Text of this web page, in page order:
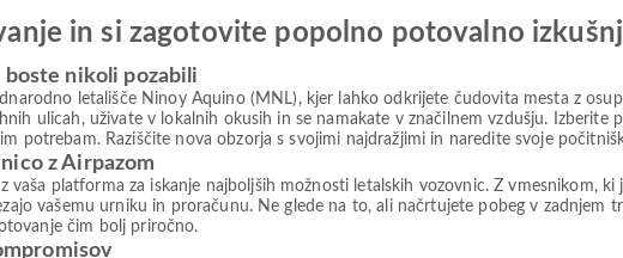
in si zagotovite popolno potovalno
nikoli pozabili
letališče Ninoy Aquino (MNL), kjer lahko odkrijete čudovita mesta z
ulicah, uživate v lokalnih okusih in se namakate v značilnem vzdušju.
potrebam. Raziščite nova obzorja s svojimi najdražjimi in naredite svoje
z Airpazom
vaša platforma za iskanje najboljših možnosti letalskih vozovnic. Z vmesnikom,
vašemu urniku in proračunu. Ne glede na to, ali načrtujete pobeg v zadnjem
čim bolj priročno.